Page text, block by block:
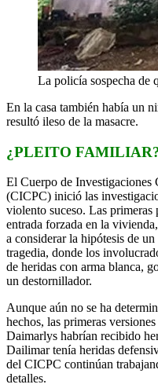
La policía sospecha de
En la casa también había un
resultó ileso de la masacre.
¿PLEITO
El Cuerpo de Investigaciones
(CICPC) inició las
violento suceso. Las primeras
entrada forzada en la
a considerar la hipótesis de
tragedia, donde los
de heridas con arma blanca,
un destornillador.
Aunque aún no se ha
hechos, las primeras
Daimarlys habrían recibido
Dailimar tenía heridas
del CICPC continúan
detalles.